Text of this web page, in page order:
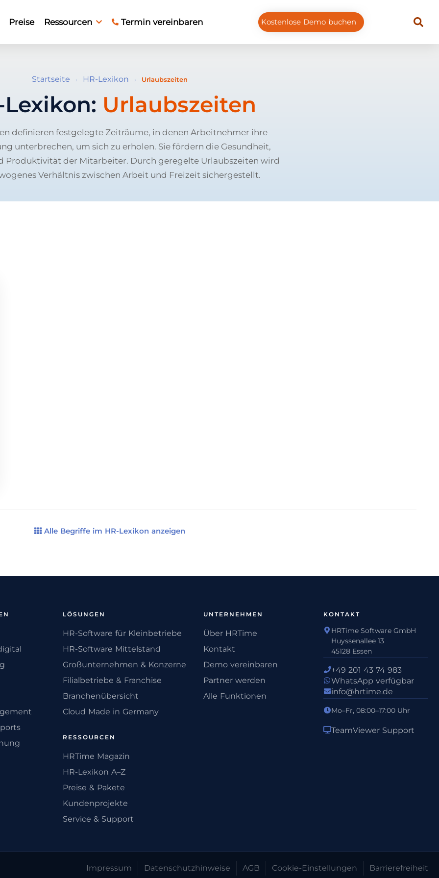
Preise Ressourcen Termin vereinbaren Kostenlose Demo buchen
Startseite › HR-Lexikon › Urlaubszeiten
Lexikon: Urlaubszeiten
definieren festgelegte Zeiträume, in denen Arbeitnehmer ihre
unterbrechen, um sich zu erholen. Sie fördern die Gesundheit,
Produktivität der Mitarbeiter. Durch geregelte Urlaubszeiten wird
Verhältnis zwischen Arbeit und Freizeit sichergestellt.
Alle Begriffe im HR-Lexikon anzeigen
LÖSUNGEN
HR-Software für Kleinbetriebe
HR-Software Mittelstand
Großunternehmen & Konzerne
Filialbetriebe & Franchise
Branchenübersicht
Cloud Made in Germany
RESSOURCEN
HRTime Magazin
HR-Lexikon A–Z
Preise & Pakete
Kundenprojekte
Service & Support
UNTERNEHMEN
Über HRTime
Kontakt
Demo vereinbaren
Partner werden
Alle Funktionen
KONTAKT
HRTime Software GmbH
Huyssenallee 13
45128 Essen
+49 201 43 74 983
WhatsApp verfügbar
info@hrtime.de
Mo–Fr, 08:00–17:00 Uhr
TeamViewer Support
Impressum Datenschutz­hinweise AGB Cookie-Einstellungen Barrierefreiheit